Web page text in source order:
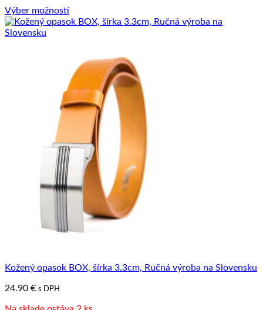
na
stránke
produktu.
Výber možností
Tento
produkt
Kožený opasok BOX, šírka 3.3cm, Ručná výroba na Slovensku
24.90 € s DPH